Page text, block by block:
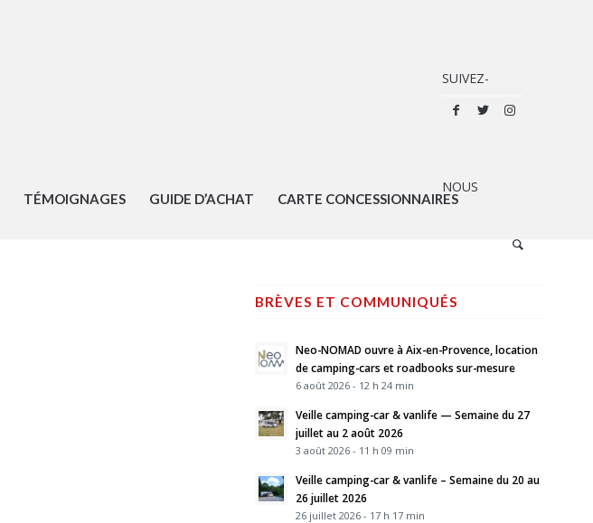
TÉMOIGNAGES GUIDE D’ACHAT CARTE CONCESSIONNAIRES
BRÈVES ET COMMUNIQUÉS
Neo-NOMAD ouvre à Aix-en-Provence, location
de camping-cars et roadbooks sur-mesure
6 août 2026 - 12 h 24 min
Veille camping-car & vanlife — Semaine du 27
juillet au 2 août 2026
3 août 2026 - 11 h 09 min
Veille camping-car & vanlife – Semaine du 20 au
26 juillet 2026
26 juillet 2026 - 17 h 17 min